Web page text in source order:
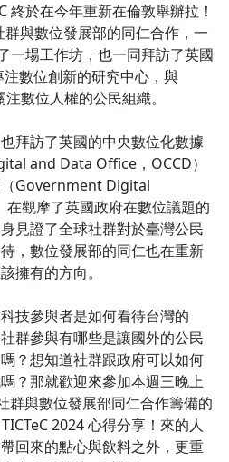
終於在今年重新在倫敦舉辦拉！
與數位發展部的同仁合作，一
一場工作坊，也一同拜訪了英國
注數位創新的研究中心，與
數位人權的公民組織。
拜訪了英國的中央數位化數據
and Data Office，OCCD）
Government Digital
在觀摩了英國政府在數位議題的
見證了全球社群對於臺灣公民
，數位發展部的同仁也在重新
擁有的方向。
技參與者是如何看待台灣的
群參與有哪些是讓國外的公民
？想知道社群跟政府可以如何
？那就歡迎來參加本週三晚上
群與數位發展部同仁合作籌備的
2024 心得分享！來的人
回來的點心與飲料之外，更重